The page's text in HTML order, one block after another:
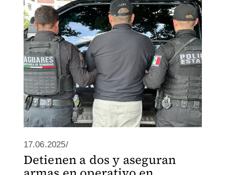
17.06.2025/
Detienen a dos y aseguran